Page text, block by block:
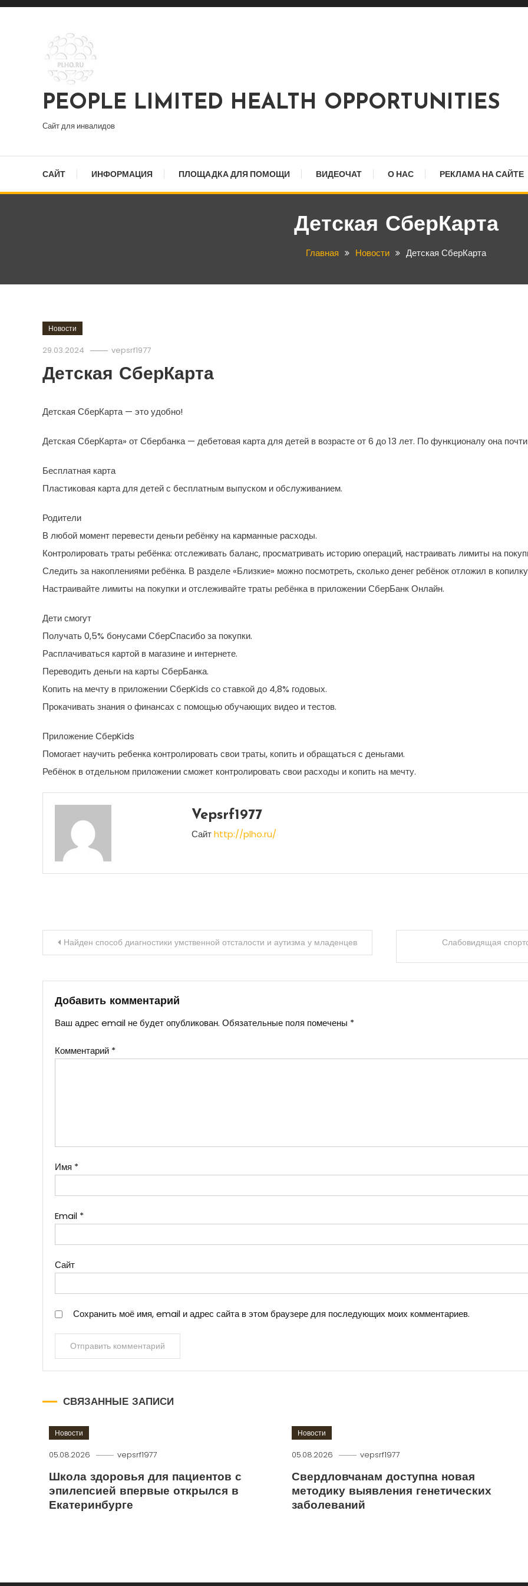
Перейти
содержимому
PEOPLE LIMITED HEALTH OPPORTUNITIES
Сайт для инвалидов
САЙТ ИНФОРМАЦИЯ ПЛОЩАДКА ДЛЯ ПОМОЩИ ВИДЕОЧАТ О НАС РЕКЛАМА НА САЙТЕ
Детская СберКарта
Главная Новости Детская СберКарта
Новости
29.03.2024 vepsrf1977
Детская СберКарта
Детская СберКарта — это удобно!
Детская СберКарта» от Сбербанка — дебетовая карта для детей в возрасте от 6 до 13 лет. По функционалу она
Бесплатная карта
Пластиковая карта для детей с бесплатным выпуском и обслуживанием.
Родители
В любой момент перевести деньги ребёнку на карманные расходы.
Контролировать траты ребёнка: отслеживать баланс, просматривать историю операций, настраивать лимиты на
Следить за накоплениями ребёнка. В разделе «Близкие» можно посмотреть, сколько денег ребёнок отложил в
Настраивайте лимиты на покупки и отслеживайте траты ребёнка в приложении СберБанк Онлайн.
Дети смогут
Получать 0,5% бонусами СберСпасибо за покупки.
Расплачиваться картой в магазине и интернете.
Переводить деньги на карты СберБанка.
Копить на мечту в приложении СберKids со ставкой до 4,8% годовых.
Прокачивать знания о финансах с помощью обучающих видео и тестов.
Приложение СберKids
Помогает научить ребенка контролировать свои траты, копить и обращаться с деньгами.
Ребёнок в отдельном приложении сможет контролировать свои расходы и копить на мечту.
Vepsrf1977
Сайт http://plho.ru/
Навигация
записям
Найден способ диагностики умственной отсталости и аутизма у младенцев Слабовидящая
Добавить комментарий
Ваш адрес email не будет опубликован. Обязательные поля помечены *
Комментарий *
Имя *
Email *
Сайт
Сохранить моё имя, email и адрес сайта в этом браузере для последующих моих комментариев.
СВЯЗАННЫЕ ЗАПИСИ
Новости
05.08.2026 vepsrf1977
Школа здоровья для пациентов с
эпилепсией впервые открылся в
Екатеринбурге
Новости
05.08.2026 vepsrf1977
Свердловчанам доступна новая
методику выявления генетических
заболеваний